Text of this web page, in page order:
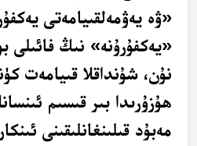
«ۋە يەۋمەلقىيامەتى
«يەكفۇرۇنە» نىڭ فائىلى
نۇن، شۇنداقلا قىيامەت
ھۇزۇرىدا بىر قىسىم
مەبۇد قىلىنغانلىقىنى